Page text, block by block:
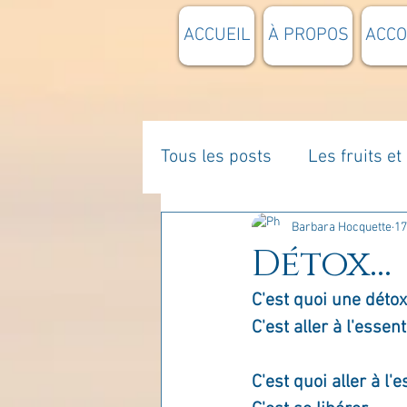
ACCUEIL À PROPOS
Tous les posts Les fruits et
La parentalité De vous
Enseignements
estime de soi
Détox...
Barbara Hocquette
C'est quoi une
C'est aller à
C'est quoi aller à